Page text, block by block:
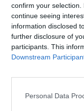
confirm your
continue seeing
information disclosed
further disclosure of
participants. This
Downstream
Personal Data